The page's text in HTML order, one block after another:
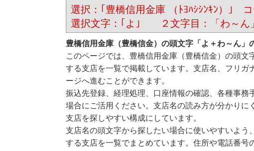
選択：｢豊橋信用金庫 （ﾄﾖﾊｼｼﾝｷﾝ）｣ コ
選択文字：｢よ｣ ２文字目：「わ～ん」
豊橋信用金庫（豊橋信金）の頭文字「よ＋わ～ん」
このページでは、豊橋信用金庫（豊橋信金）の頭
する支店を一覧で掲載しています。支店名、フリ
ージへ進むことができます。
振込先登録、経理処理、口座情報の確認、各種事
場合にご活用ください。支店名の読み方が分かり
支店を探しやすい構成にしています。
支店名の頭文字から探したい場合に使いやすいよ
する支店を一覧でまとめています。住所や電話番